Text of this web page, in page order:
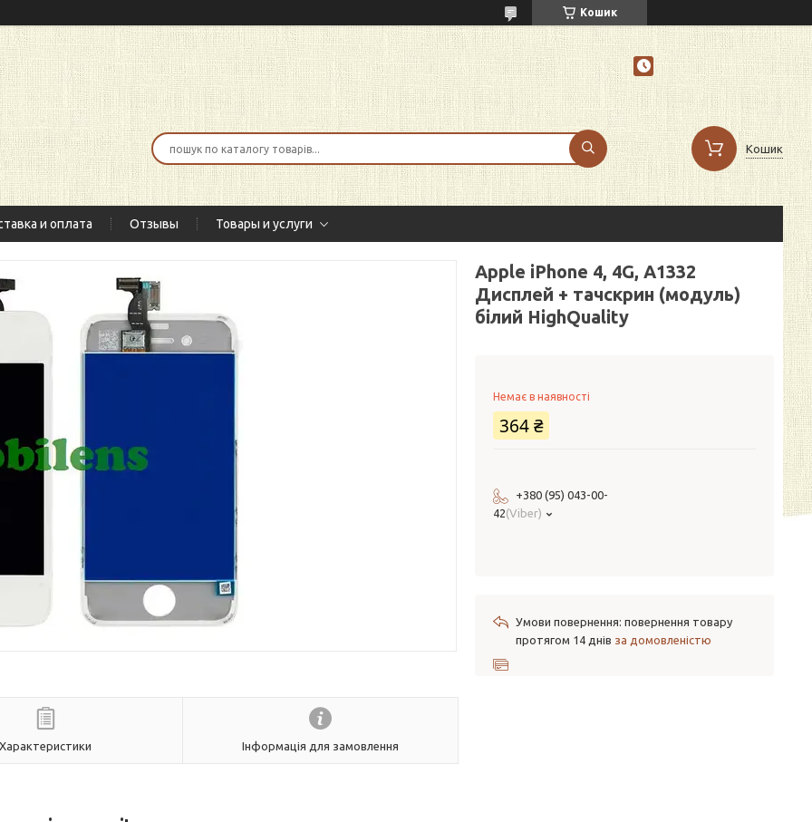
Кошик
Кошик
и оплата Отзывы Товары и услуги
Характеристики Інформація для замовлення
Apple iPhone 4, 4G, A1332
Дисплей + тачскрин (модуль)
білий HighQuality
Немає в наявності
364 ₴
+380 (95) 043-00-
42 Viber
повернення товару
протягом 14 днів за домовленістю